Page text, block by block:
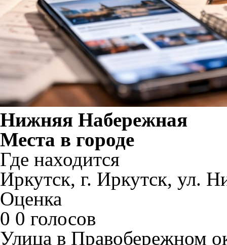
Нижняя Набережная
Места в городе
Где находится
Иркутск, г. Иркутск, ул.
Оценка
0 0 голосов
Улица в Правобережном